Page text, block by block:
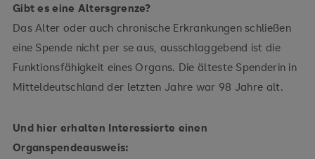
Gibt es eine Altersgrenze?
Das Alter oder auch chronische Erkrankungen schließen
eine Spende nicht per se aus, ausschlaggebend ist die
Funktionsfähigkeit eines Organs. Die älteste Spenderin in
Mitteldeutschland der letzten Jahre war 98 Jahre alt.
Und hier erhalten Interessierte einen
Organspendeausweis: